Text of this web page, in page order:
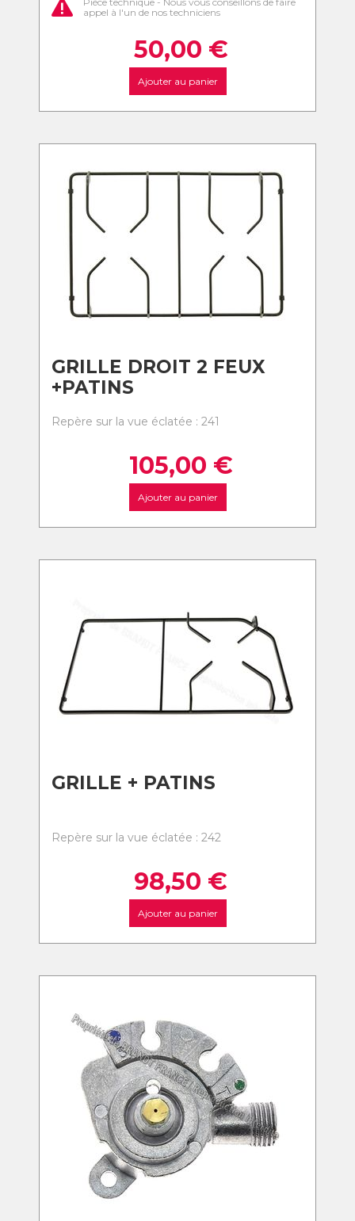
appel à l'un de nos techniciens
50,00 €
Ajouter au panier
GRILLE DROIT 2 FEUX
+PATINS
Repère sur la vue éclatée : 241
105,00 €
Ajouter au panier
GRILLE + PATINS
Repère sur la vue éclatée : 242
98,50 €
Ajouter au panier